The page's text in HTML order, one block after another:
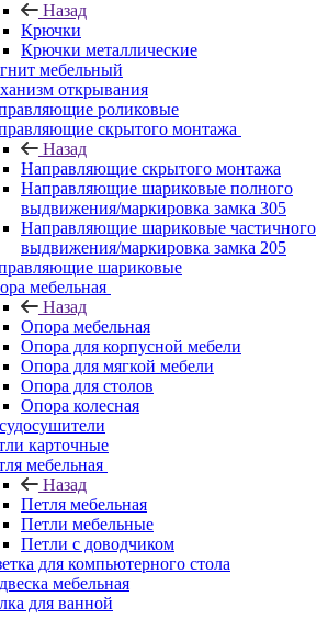
Назад
Крючки
Крючки металлические
мебельный
открывания
роликовые
скрытого монтажа
Назад
Направляющие скрытого монтажа
Направляющие шариковые полного
выдвижения/маркировка замка 305
Направляющие шариковые частичного
выдвижения/маркировка замка 205
шариковые
мебельная
Назад
Опора мебельная
Опора для корпусной мебели
Опора для мягкой мебели
Опора для столов
Опора колесная
карточные
мебельная
Назад
Петля мебельная
Петли мебельные
Петли с доводчиком
для компьютерного стола
мебельная
для ванной